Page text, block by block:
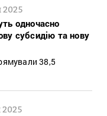
2025
одночасно
субсидію та нову
38,5
2025